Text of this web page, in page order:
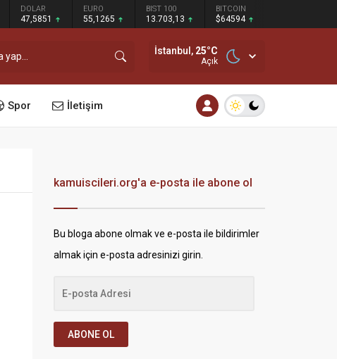
DOLAR
47,5851
EURO
55,1265
BIST 100
13.703,13
BITCOIN
$64594
İstanbul, 25°C
Açık
Spor İletişim
kamuiscileri.org'a e-posta ile abone ol
Bu bloga abone olmak ve e-posta ile bildirimler
almak için e-posta adresinizi girin.
ABONE OL